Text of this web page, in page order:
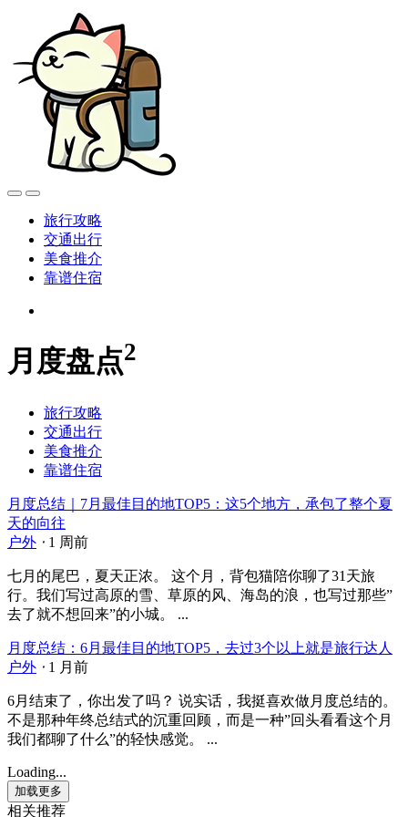
旅行攻略
交通出行
美食推介
靠谱住宿
月度盘点2
旅行攻略
交通出行
美食推介
靠谱住宿
月度总结｜7月最佳目的地TOP5：这5个地方，承包了整个夏
天的向往
户外 ⋅ 1 周前
七月的尾巴，夏天正浓。 这个月，背包猫陪你聊了31天旅
行。我们写过高原的雪、草原的风、海岛的浪，也写过那些”
去了就不想回来”的小城。 ...
月度总结：6月最佳目的地TOP5，去过3个以上就是旅行达人
户外 ⋅ 1 月前
6月结束了，你出发了吗？ 说实话，我挺喜欢做月度总结的。
不是那种年终总结式的沉重回顾，而是一种”回头看看这个月
我们都聊了什么”的轻快感觉。 ...
Loading...
加载更多
相关推荐